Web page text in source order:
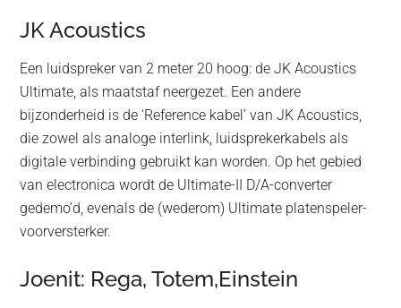
JK Acoustics
Een luidspreker van 2 meter 20 hoog: de JK Acoustics
Ultimate, als maatstaf neergezet. Een andere
bijzonderheid is de ‘Reference kabel’ van JK Acoustics,
die zowel als analoge interlink, luidsprekerkabels als
digitale verbinding gebruikt kan worden. Op het gebied
van electronica wordt de Ultimate-II D/A-converter
gedemo’d, evenals de (wederom) Ultimate platenspeler-
voorversterker.
Joenit: Rega, Totem,Einstein